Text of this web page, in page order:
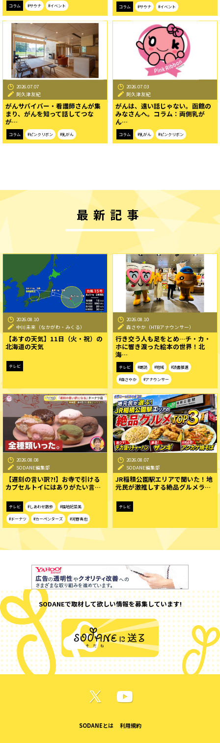
コラム #サウナ #イベント コラム #サウナ #イベント
2026.07.07
阿久津友紀
がんサバイバー・看護師さんが集
まり、がんを知って話してつな
が…
コラム #ピンクリボン #乳がん
2026.07.03
阿久津友紀
がんは、遠い話じゃない。函館の
みなさんへ。コラム：両側乳が
ん…
コラム #乳がん #ピンクリボン
最新記事
2026.08.10
中川未来（なかがわ・みくる）
【あすの天気】11日（火・祝）の
北海道の天気
テレビ
2026.08.10
森さやか（HTBアナウンサー）
行き交う人も足をとめ…チ・カ・
ホに響き渡った絵本の世界！北
海…
テレビ #朗読 #地域 #読書推進
#森さやか #アナウンサー
2026.08.08
SODANE編集部
【遅刻の言い訳?!】お寺で引ける
カプセルトイにはありがたい言…
テレビ #しあわせ散歩 #福地妃菜美
#ドーナツ #カーペンターズ #河野真也
2026.08.07
SODANE編集部
JR稲積公園駅エリアで聞いた！地
元民が激推しする絶品グルメラ…
テレビ
SODANEで取材して欲しい情報を募集しています!
SODANEとは 利用規約